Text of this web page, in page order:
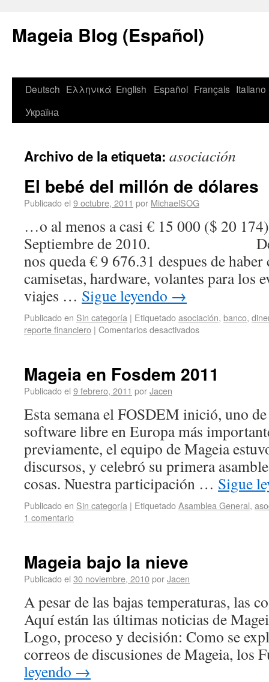
Mageia Blog (Español)
Deutsch Ελληνικά English Español Français Italiano
Україна
Archivo de la etiqueta: asociación
El bebé del millón de dólares
Publicado el 9 octubre, 2011 por MichaelSOG
…o al menos a casi € 15 000 ($ 20
Septiembre de 2010. De
nos queda € 9 676.31 despues de
camisetas, hardware, volantes para los
viajes … Sigue leyendo →
Publicado en Sin categoría | Etiquetadoasociación, banco,
reporte financiero | Comentarios desactivados
Mageia en Fosdem 2011
Publicado el 9 febrero, 2011 porJacen
Esta semana el FOSDEM inició, uno
software libre en Europa más
previamente, el equipo de Mageia
discursos, y celebró su primera
cosas. Nuestra participación … Sigue
Publicado en Sin categoría | EtiquetadoAsamblea General,
1 comentario
Mageia bajo la nieve
Publicado el 30 noviembre, 2010porJacen
A pesar de las bajas temperaturas, las
Aquí están las últimas noticias de
Logo, proceso y decisión: Como se
correos de discusiones de Mageia, los
leyendo →